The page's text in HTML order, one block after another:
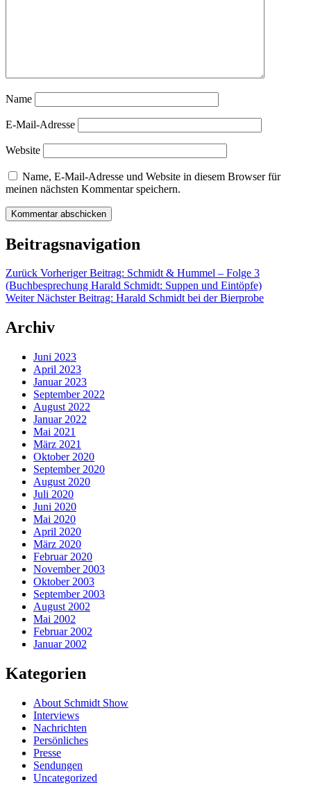
Name
E-Mail-Adresse
Website
Name, E-Mail-Adresse und Website in diesem Browser für
meinen nächsten Kommentar speichern.
Beitragsnavigation
Zurück Vorheriger Beitrag: Schmidt & Hummel – Folge 3
(Buchbesprechung Harald Schmidt: Suppen und Eintöpfe)
Weiter Nächster Beitrag: Harald Schmidt bei der Bierprobe
Archiv
Juni 2023
April 2023
Januar 2023
September 2022
August 2022
Januar 2022
Mai 2021
März 2021
Oktober 2020
September 2020
August 2020
Juli 2020
Juni 2020
Mai 2020
April 2020
März 2020
Februar 2020
November 2003
Oktober 2003
September 2003
August 2002
Mai 2002
Februar 2002
Januar 2002
Kategorien
About Schmidt Show
Interviews
Nachrichten
Persönliches
Presse
Sendungen
Uncategorized